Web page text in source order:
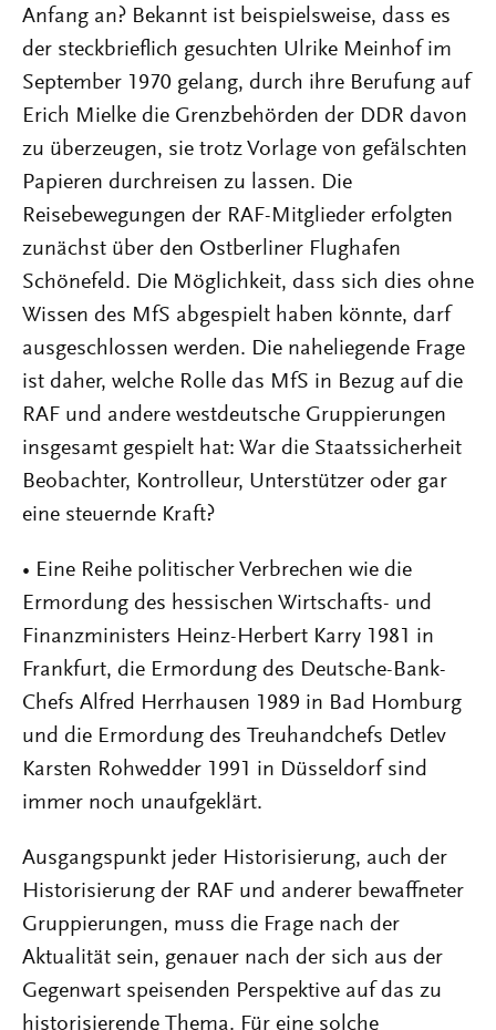
Anfang an? Bekannt ist beispielsweise, dass es
der steckbrieflich gesuchten Ulrike Meinhof im
September 1970 gelang, durch ihre Berufung auf
Erich Mielke die Grenzbehörden der DDR davon
zu überzeugen, sie trotz Vorlage von gefälschten
Papieren durchreisen zu lassen. Die
Reisebewegungen der RAF-Mitglieder erfolgten
zunächst über den Ostberliner Flughafen
Schönefeld. Die Möglichkeit, dass sich dies ohne
Wissen des MfS abgespielt haben könnte, darf
ausgeschlossen werden. Die naheliegende Frage
ist daher, welche Rolle das MfS in Bezug auf die
RAF und andere westdeutsche Gruppierungen
insgesamt gespielt hat: War die Staatssicherheit
Beobachter, Kontrolleur, Unterstützer oder gar
eine steuernde Kraft?
• Eine Reihe politischer Verbrechen wie die
Ermordung des hessischen Wirtschafts- und
Finanzministers Heinz-Herbert Karry 1981 in
Frankfurt, die Ermordung des Deutsche-Bank-
Chefs Alfred Herrhausen 1989 in Bad Homburg
und die Ermordung des Treuhandchefs Detlev
Karsten Rohwedder 1991 in Düsseldorf sind
immer noch unaufgeklärt.
Ausgangspunkt jeder Historisierung, auch der
Historisierung der RAF und anderer bewaffneter
Gruppierungen, muss die Frage nach der
Aktualität sein, genauer nach der sich aus der
Gegenwart speisenden Perspektive auf das zu
historisierende Thema. Für eine solche